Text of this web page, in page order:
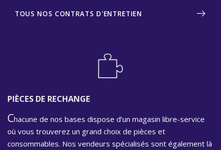
TOUS NOS CONTRATS D'ENTRETIEN
PIÈCES DE RECHANGE
Chacune de nos bases dispose d’un magasin libre-service
où vous trouverez un grand choix de pièces et
consommables. Nos vendeurs spécialisés sont également là